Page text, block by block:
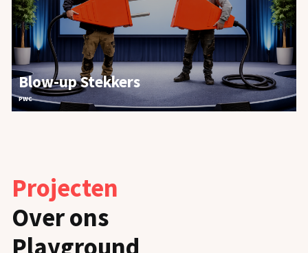
Blow-up Stekkers
PWC
Projecten
Over ons
Playground